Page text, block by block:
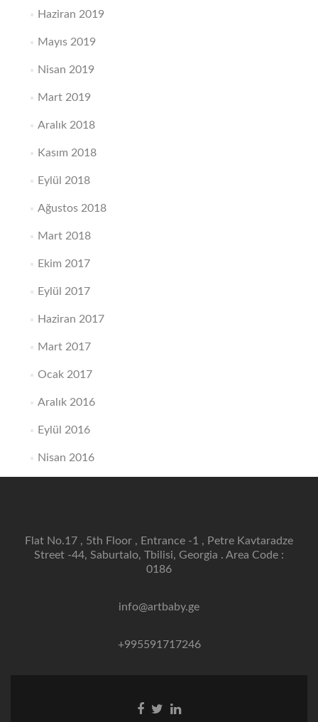
Haziran 2019
Mayıs 2019
Nisan 2019
Mart 2019
Aralık 2018
Kasım 2018
Eylül 2018
Ağustos 2018
Mart 2018
Ekim 2017
Eylül 2017
Haziran 2017
Mart 2017
Ocak 2017
Aralık 2016
Eylül 2016
Nisan 2016
Flat No.17 , 5th Floor , Entrance -1 , Petre Kavtaradze
Street -44, Saburtalo, Tbilisi, Georgia . Area Code :
0186
info@artbaby.ge
+995591717246
Facebook
TwitterLinkedin